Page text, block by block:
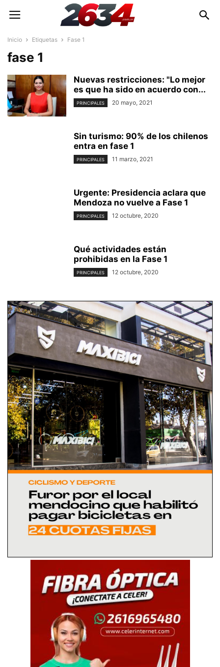
Inicio Etiquetas Fase 1
fase 1
Nuevas restricciones: "Lo mejor
es que ha sido en acuerdo con...
PRINCIPALES 20 mayo, 2021
Sin turismo: 90% de los chilenos
entra en fase 1
PRINCIPALES 11 marzo, 2021
Urgente: Presidencia aclara que
Mendoza no vuelve a Fase 1
PRINCIPALES 12 octubre, 2020
Qué actividades están
prohibidas en la Fase 1
PRINCIPALES 12 octubre, 2020